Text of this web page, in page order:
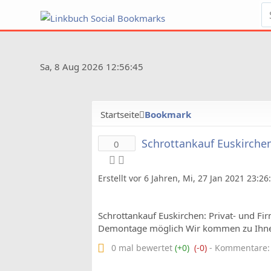
Sa, 8 Aug 2026 12:56:45
Startseite Bookmark
0 Schrottankauf
Erstellt vor 6 Jahren, Mi, 27 Jan 2021
Schrottankauf Euskirchen: Privat- und
Demontage möglich Wir kommen zu
0 mal bewertet (+0) (-0) -